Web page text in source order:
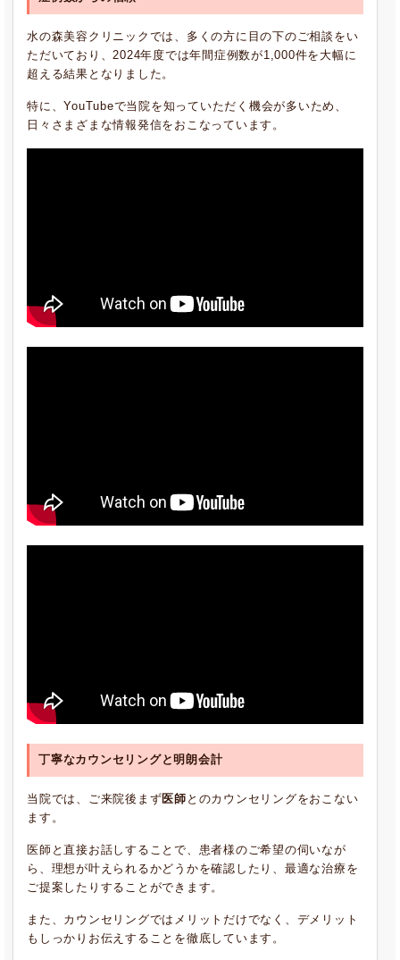
水の森美容クリニックでは、多くの方に目の下のご相談をい
ただいており、2024年度では年間症例数が1,000件を大幅に
超える結果となりました。
特に、YouTubeで当院を知っていただく機会が多いため、
日々さまざまな情報発信をおこなっています。
丁寧なカウンセリングと明朗会計
当院では、ご来院後まず医師 とのカウンセリングをおこない
ます。
医師と直接お話しすることで、患者様のご希望の伺いなが
ら、理想が叶えられるかどうかを確認したり、最適な治療を
ご提案したりすることができます。
また、カウンセリングではメリットだけでなく、デメリット
もしっかりお伝えすることを徹底しています。